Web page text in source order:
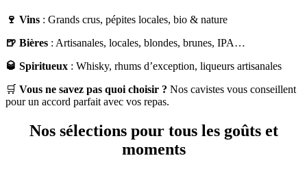
🍷 Vins : Grands crus, pépites locales, bio & nature
🍺 Bières : Artisanales, locales, blondes, brunes, IPA…
🥃 Spiritueux : Whisky, rhums d’exception, liqueurs artisanales
🛒 Vous ne savez pas quoi choisir ? Nos cavistes vous conseillent
pour un accord parfait avec vos repas.
Nos sélections pour tous les goûts et
moments